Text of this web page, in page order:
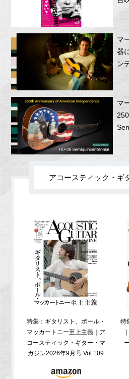
マ
器
ン
マ
アコースティック・ギ
特集：ギタリスト、ポール・
マッカートニー至上主義｜ア
コースティック・ギター・マ
ガジン2026年9月号 Vol.109
特